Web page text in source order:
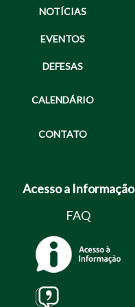
NOTÍCIAS
EVENTOS
DEFESAS
CALENDÁRIO
CONTATO
Acesso a Informação
FAQ